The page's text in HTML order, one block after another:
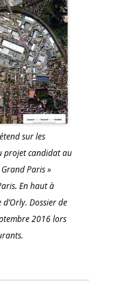
sur les
projet candidat au
Paris »
En haut à
Dossier de
2016 lors